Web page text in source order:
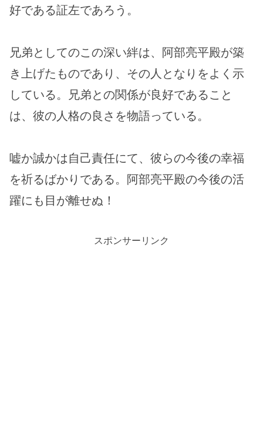
好である証左であろう。
兄弟としてのこの深い絆は、阿部亮平殿が築
き上げたものであり、その人となりをよく示
している。兄弟との関係が良好であること
は、彼の人格の良さを物語っている。
嘘か誠かは自己責任にて、彼らの今後の幸福
を祈るばかりである。阿部亮平殿の今後の活
躍にも目が離せぬ！
スポンサーリンク